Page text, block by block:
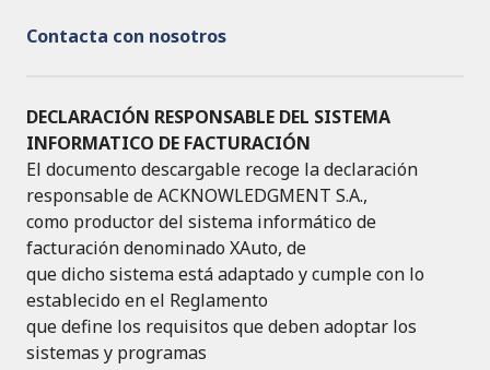
Contacta con nosotros
DECLARACIÓN RESPONSABLE DEL SISTEMA
INFORMATICO DE FACTURACIÓN
El documento descargable recoge la declaración
responsable de ACKNOWLEDGMENT S.A.,
como productor del sistema informático de
facturación denominado XAuto, de
que dicho sistema está adaptado y cumple con lo
establecido en el Reglamento
que define los requisitos que deben adoptar los
sistemas y programas